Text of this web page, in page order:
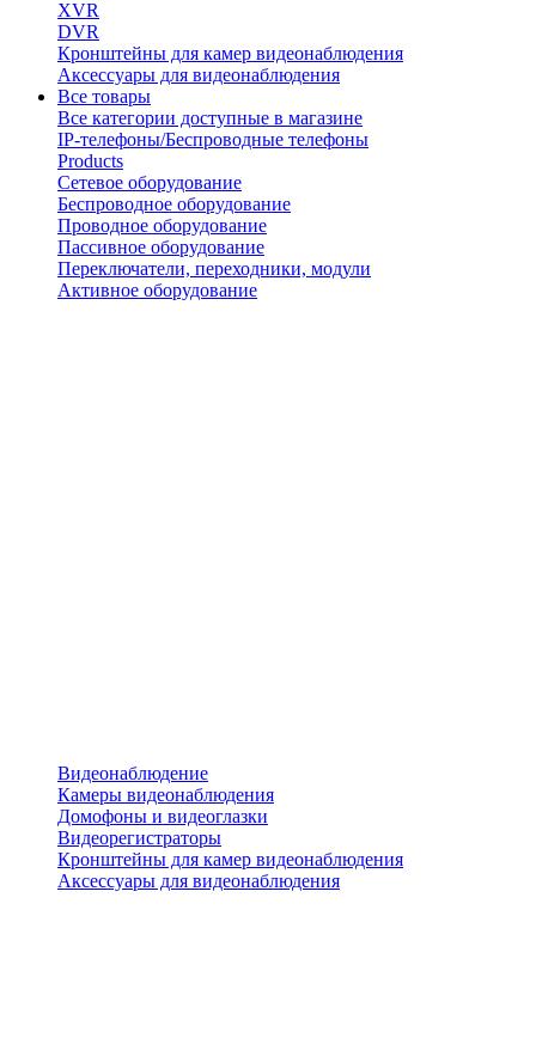
XVR
DVR
Кронштейны для камер видеонаблюдения
Аксессуары для видеонаблюдения
Все товары
Все категории доступные в магазине
IP-телефоны/Беспроводные телефоны
Products
Сетевое оборудование
Беспроводное оборудование
Проводное оборудование
Пассивное оборудование
Переключатели, переходники, модули
Активное оборудование
Видеонаблюдение
Камеры видеонаблюдения
Домофоны и видеоглазки
Видеорегистраторы
Кронштейны для камер видеонаблюдения
Аксессуары для видеонаблюдения